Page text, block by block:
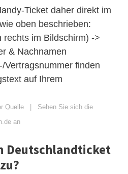
Ticket daher direkt im
oben beschrieben:
rechts im Bildschirm) ->
& Nachnamen
Vertragsnummer finden
auf Ihrem
Quelle
Sehen Sie sich die
an
Deutschlandticket